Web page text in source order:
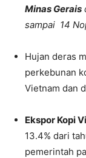
Minas Gerais
sampai 14
Hujan deras
perkebunan
Vietnam dan
Ekspor Kopi
13.4% dari
pemerintah